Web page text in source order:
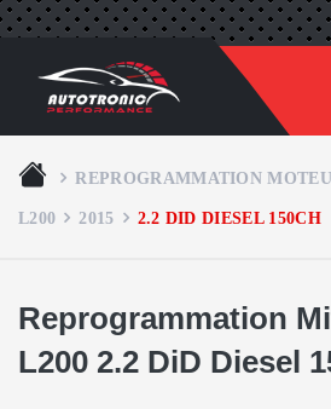
REPROGRAMMATION
L200 2015 2.2 DID DIESEL 150CH
Reprogrammation
L200 2.2 DiD Diesel